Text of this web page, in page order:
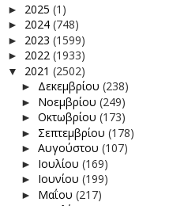
► 2025 (1)
► 2024 (748)
► 2023 (1599)
► 2022 (1933)
▼ 2021 (2502)
► Δεκεμβρίου (238)
► Νοεμβρίου (249)
► Οκτωβρίου (173)
► Σεπτεμβρίου (178)
► Αυγούστου (107)
► Ιουλίου (169)
► Ιουνίου (199)
► Μαΐου (217)